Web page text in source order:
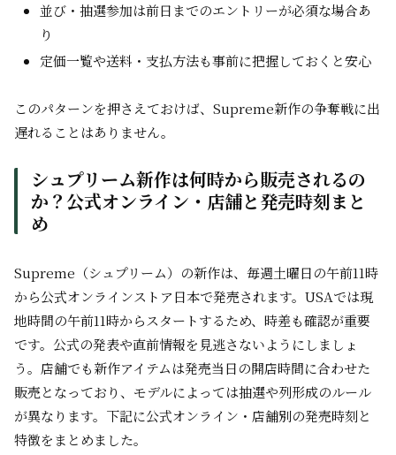
並び・抽選参加は前日までのエントリーが必須な場合あ
り
定価一覧や送料・支払方法も事前に把握しておくと安心
このパターンを押さえておけば、Supreme新作の争奪戦に出
遅れることはありません。
シュプリーム新作は何時から販売されるの
か？公式オンライン・店舗と発売時刻まと
め
Supreme（シュプリーム）の新作は、毎週土曜日の午前11時
から公式オンラインストア日本で発売されます。USAでは現
地時間の午前11時からスタートするため、時差も確認が重要
です。公式の発表や直前情報を見逃さないようにしましょ
う。店舗でも新作アイテムは発売当日の開店時間に合わせた
販売となっており、モデルによっては抽選や列形成のルール
が異なります。下記に公式オンライン・店舗別の発売時刻と
特徴をまとめました。